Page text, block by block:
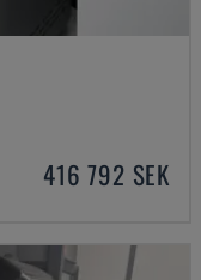
416 792 SEK